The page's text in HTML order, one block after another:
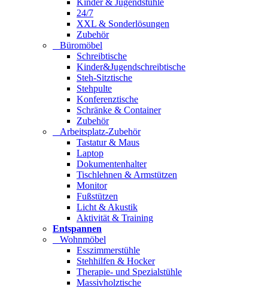
Kinder & Jugendstühle
24/7
XXL & Sonderlösungen
Zubehör
Büromöbel
Schreibtische
Kinder&Jugendschreibtische
Steh-Sitztische
Stehpulte
Konferenztische
Schränke & Container
Zubehör
Arbeitsplatz-Zubehör
Tastatur & Maus
Laptop
Dokumentenhalter
Tischlehnen & Armstützen
Monitor
Fußstützen
Licht & Akustik
Aktivität & Training
Entspannen
Wohnmöbel
Esszimmerstühle
Stehhilfen & Hocker
Therapie- und Spezialstühle
Massivholztische